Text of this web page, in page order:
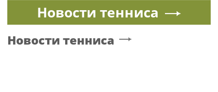
Новости тенниса
Новости тенниса